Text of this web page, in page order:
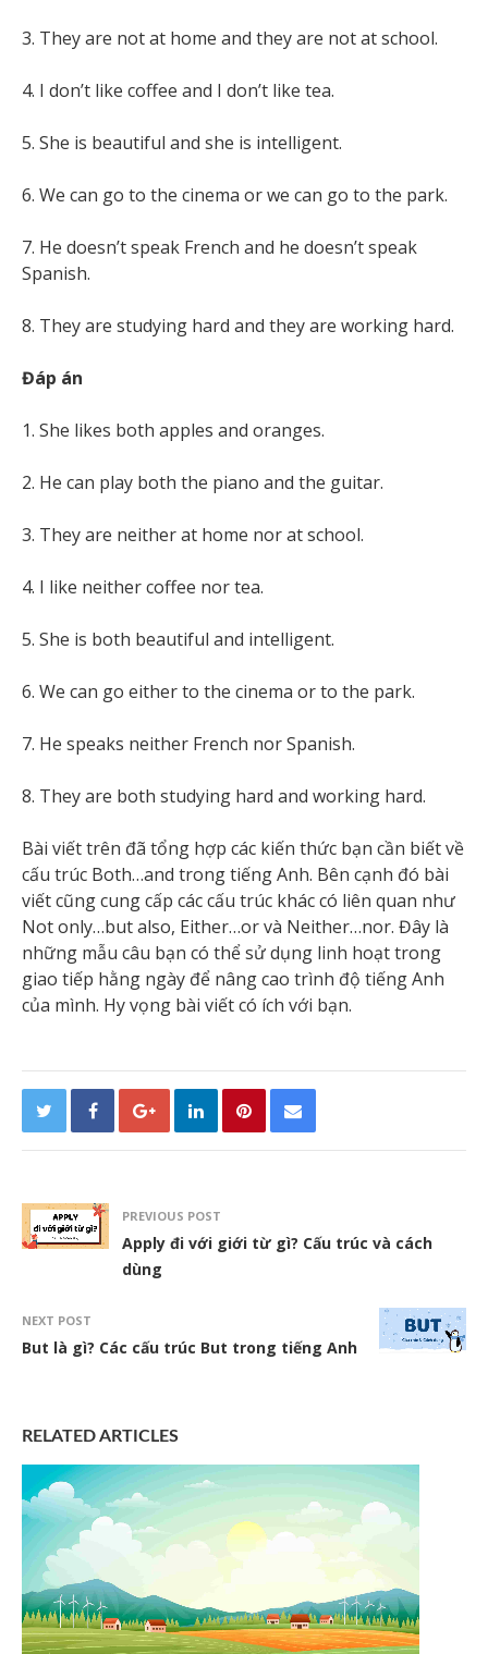
3. They are not at home and they are not at school.
4. I don’t like coffee and I don’t like tea.
5. She is beautiful and she is intelligent.
6. We can go to the cinema or we can go to the park.
7. He doesn’t speak French and he doesn’t speak
Spanish.
8. They are studying hard and they are working hard.
Đáp án
1. She likes both apples and oranges.
2. He can play both the piano and the guitar.
3. They are neither at home nor at school.
4. I like neither coffee nor tea.
5. She is both beautiful and intelligent.
6. We can go either to the cinema or to the park.
7. He speaks neither French nor Spanish.
8. They are both studying hard and working hard.
Bài viết trên đã tổng hợp các kiến thức bạn cần biết về
cấu trúc Both…and trong tiếng Anh. Bên cạnh đó bài
viết cũng cung cấp các cấu trúc khác có liên quan như
Not only…but also, Either…or và Neither…nor. Đây là
những mẫu câu bạn có thể sử dụng linh hoạt trong
giao tiếp hằng ngày để nâng cao trình độ tiếng Anh
của mình. Hy vọng bài viết có ích với bạn.
PREVIOUS POST
Apply đi với giới từ gì? Cấu trúc và cách
dùng
NEXT POST
But là gì? Các cấu trúc But trong tiếng Anh
RELATED ARTICLES